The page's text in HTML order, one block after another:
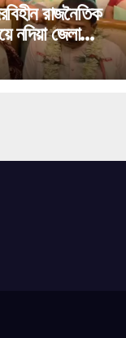
রাজনৈতিক
নদিয়া জেলা